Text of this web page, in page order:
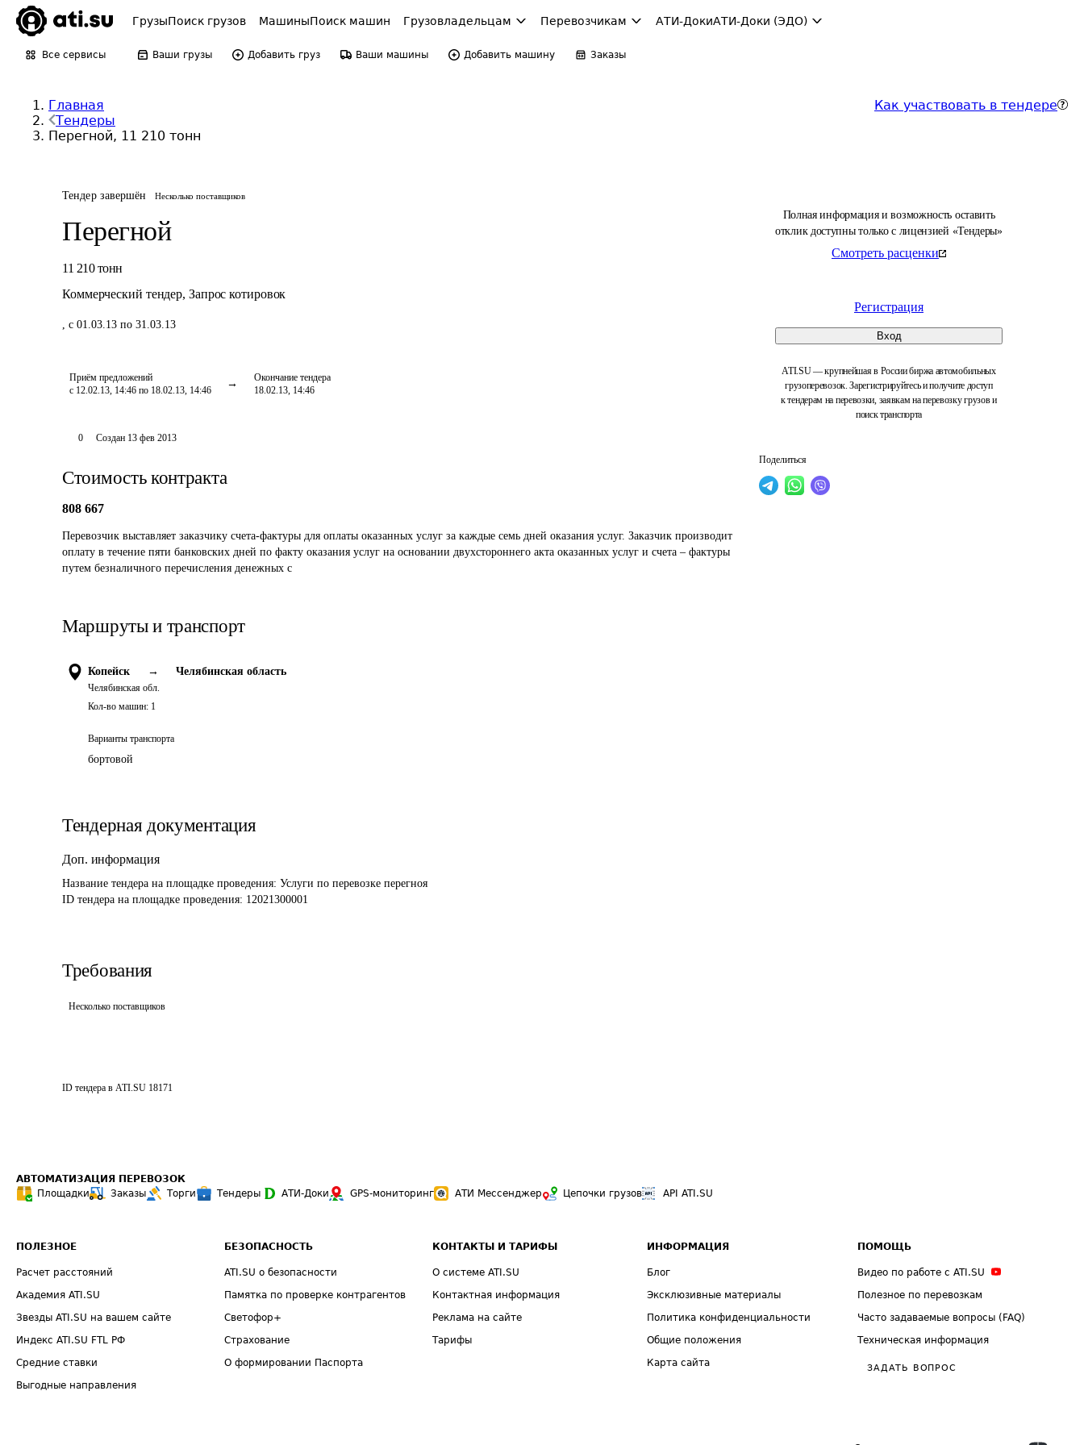
ГрузыПоиск грузов МашиныПоиск машин Грузовладельцам Перевозчикам АТИ-ДокиАТИ-Доки (ЭДО)
Все сервисы Ваши грузы Добавить груз Ваши машины Добавить машину Заказы
Главная
Тендеры
Перегной, 11 210 тонн
Как участвовать в тендере
Тендер завершён Несколько поставщиков
Перегной
11 210 тонн
Коммерческий тендер, Запрос котировок
, с 01.03.13 по 31.03.13
Приём предложений
с 12.02.13, 14:46 по 18.02.13, 14:46
Окончание тендера
18.02.13, 14:46
Полная информация и возможность оставить
отклик доступны только с лицензией «Тендеры»
Смотреть расценки
Регистрация
Вход
ATI.SU — крупнейшая в России биржа автомобильных
грузоперевозок. Зарегистрируйтесь и получите доступ
к тендерам на перевозки, заявкам на перевозку грузов и
поиск транспорта
Поделиться
0 Создан 13 фев 2013
Стоимость контракта
808 667
Перевозчик выставляет заказчику счета-фактуры для оплаты оказанных услуг за каждые семь дней оказания услуг. Заказчик производит
оплату в течение пяти банковских дней по факту оказания услуг на основании двухстороннего акта оказанных услуг и счета – фактуры
путем безналичного перечисления денежных с
Маршруты и транспорт
Копейск →
Челябинская обл.
Челябинская область
Кол-во машин: 1
Варианты транспорта
бортовой
Тендерная документация
Доп. информация
Название тендера на площадке проведения: Услуги по перевозке перегноя
ID тендера на площадке проведения: 12021300001
Требования
Несколько поставщиков
ID тендера в ATI.SU 18171
АВТОМАТИЗАЦИЯ ПЕРЕВОЗОК
Площадки
Заказы Торги Тендеры АТИ-Доки GPS-мониторинг АТИ Мессенджер Цепочки грузов API ATI.SU
ПОЛЕЗНОЕ
Расчет расстояний
Академия ATI.SU
Звезды ATI.SU на вашем сайте
Индекс ATI.SU FTL РФ
Средние ставки
Выгодные направления
БЕЗОПАСНОСТЬ
ATI.SU о безопасности
Памятка по проверке контрагентов
Светофор+
Страхование
О формировании Паспорта
КОНТАКТЫ И ТАРИФЫ
О системе ATI.SU
Контактная информация
Реклама на сайте
Тарифы
ИНФОРМАЦИЯ
Блог
Эксклюзивные материалы
Политика конфиденциальности
Общие положения
Карта сайта
ПОМОЩЬ
Видео по работе с ATI.SU
Полезное по перевозкам
Часто задаваемые вопросы (FAQ)
Техническая информация
ЗАДАТЬ ВОПРОС